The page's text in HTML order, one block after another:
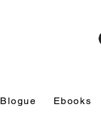
Blogue Ebooks